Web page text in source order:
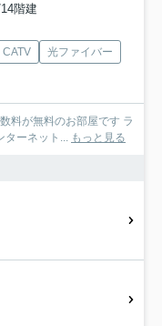
階建
CATV
光ファイバー
料が無料のお部屋です ラ
ターネット... もっと見る